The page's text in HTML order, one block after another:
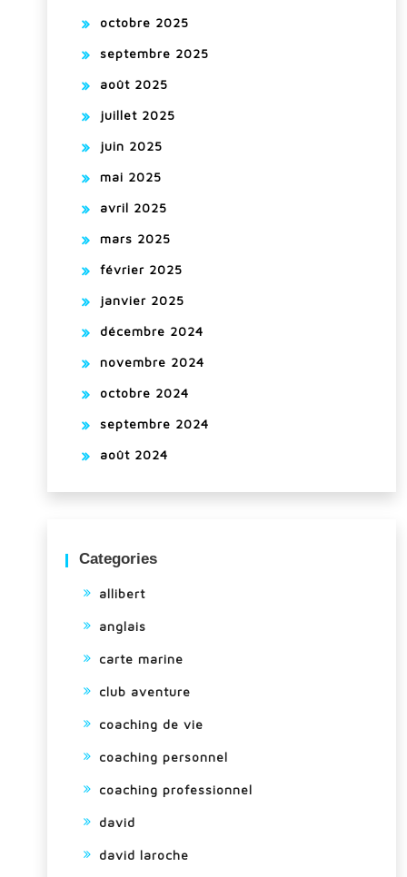
octobre 2025
septembre 2025
août 2025
juillet 2025
juin 2025
mai 2025
avril 2025
mars 2025
février 2025
janvier 2025
décembre 2024
novembre 2024
octobre 2024
septembre 2024
août 2024
Categories
allibert
anglais
carte marine
club aventure
coaching de vie
coaching personnel
coaching professionnel
david
david laroche